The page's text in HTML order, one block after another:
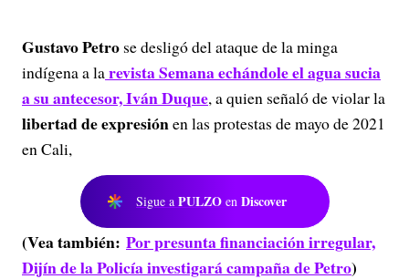
Gustavo Petro se desligó del ataque de la minga
indígena a larevista Semana echándole el agua sucia
a su antecesor, Iván Duque, a quien señaló de violar la
libertad de expresiónen las protestas de mayo de 2021
en Cali,
Sigue a PULZO en Discover
(Vea también: Por presunta financiación irregular,
Dijín de la Policía investigará campaña de Petro)